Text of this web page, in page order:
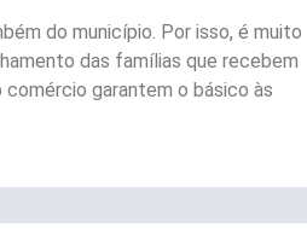
do município. Por isso, é muito
das famílias que recebem
garantem o básico às